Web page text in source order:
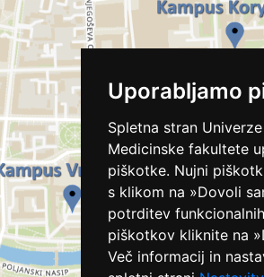
Uporabljamo
Spletna stran
Medicinske fakultete
piškotke. Nujni
s klikom na »Dovoli
potrditev
piškotkov kliknite na
Več informacij in